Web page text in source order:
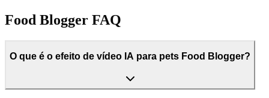
Food Blogger FAQ
O que é o efeito de vídeo IA para pets Food Blogger?